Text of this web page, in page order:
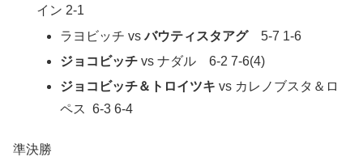
イン 2-1
ラヨビッチ vsバウティスタアグ5-7 1-6
ジョコビッチ vs ナダル 6-2 7-6(4)
ジョコビッチ＆トロイツキ vs カレノブスタ＆ロ
ペス 6-3 6-4
準決勝